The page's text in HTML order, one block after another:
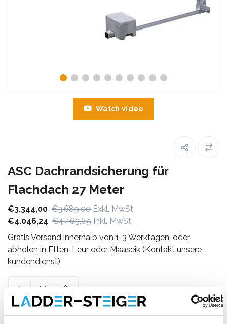
Watch video
ASC Dachrandsicherung für
Flachdach 27 Meter
€3.344,00 €3.689,00 Exkl. MwSt
€4.046,24 €4.463,69 Inkl. MwSt
Gratis Versand innerhalb von 1-3 Werktagen, oder
abholen in Etten-Leur oder Maaseik (Kontakt unsere
kundendienst)